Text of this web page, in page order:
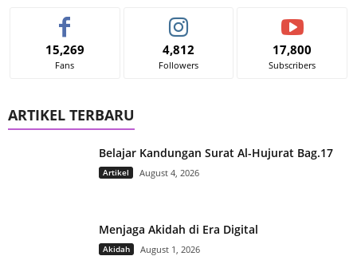
15,269
Fans
4,812
Followers
17,800
Subscribers
ARTIKEL TERBARU
Belajar Kandungan Surat Al-Hujurat Bag.17
Artikel August 4, 2026
Menjaga Akidah di Era Digital
Akidah August 1, 2026